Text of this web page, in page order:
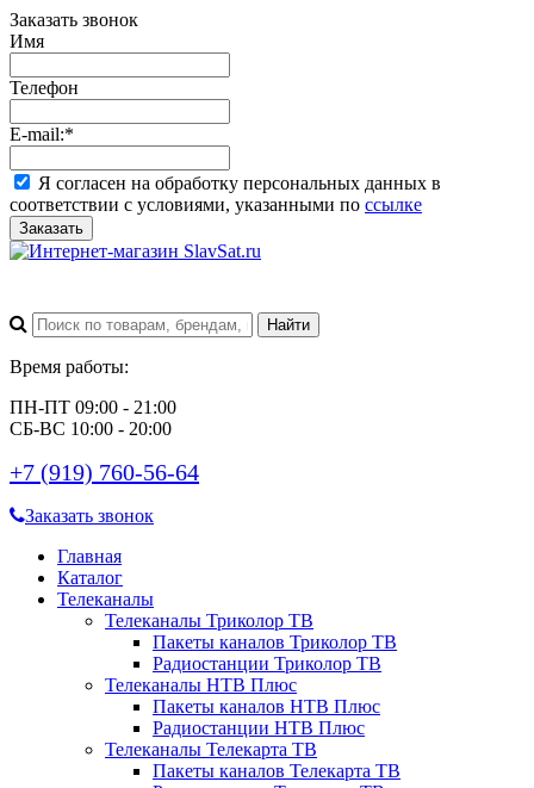
Заказать звонок
Имя
Телефон
E-mail:*
Я согласен на обработку персональных данных в
соответствии с условиями, указанными по ссылке
Заказать
Время работы:
ПН-ПТ 09:00 - 21:00
СБ-ВС 10:00 - 20:00
+7 (919) 760-56-64
Заказать звонок
Главная
Каталог
Телеканалы
Телеканалы Триколор ТВ
Пакеты каналов Триколор ТВ
Радиостанции Триколор ТВ
Телеканалы НТВ Плюс
Пакеты каналов НТВ Плюс
Радиостанции НТВ Плюс
Телеканалы Телекарта ТВ
Пакеты каналов Телекарта ТВ